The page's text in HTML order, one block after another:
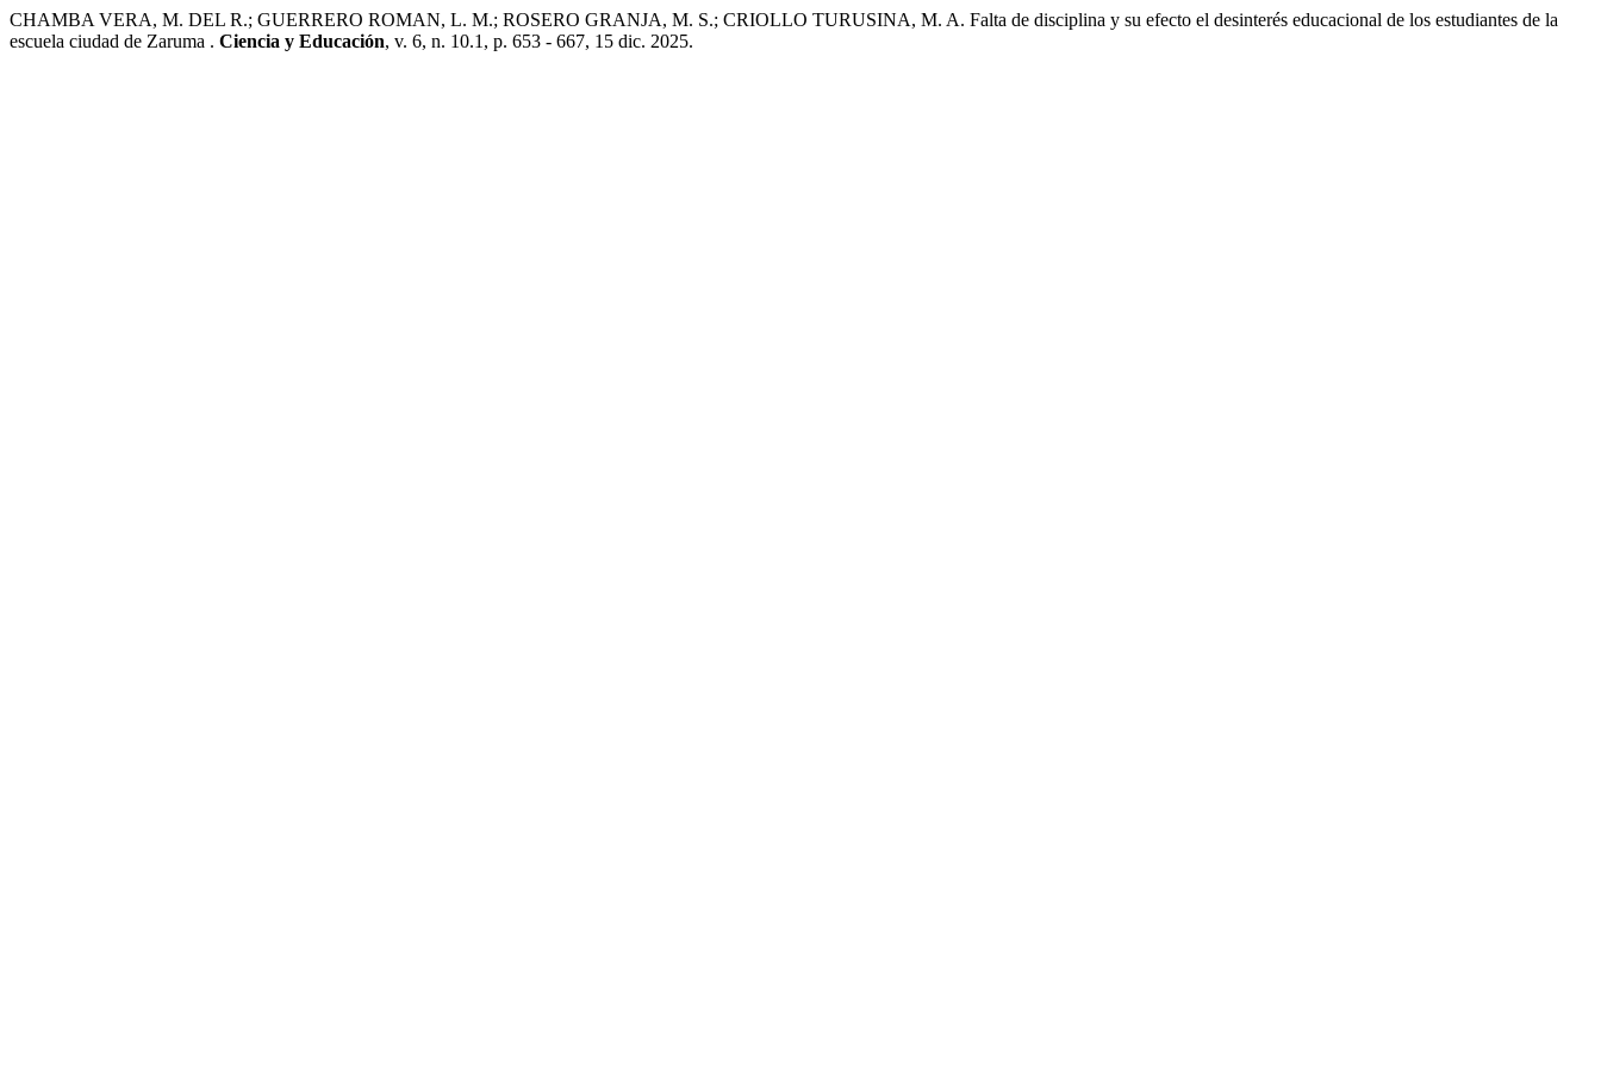
CHAMBA VERA, M. DEL R.; GUERRERO ROMAN, L. M.; ROSERO GRANJA, M. S.; CRIOLLO TURUSINA, M. A. Falta de disciplina y su efecto el desinterés educacional de los estudiantes de la
escuela ciudad de Zaruma . Ciencia y Educación, v. 6, n. 10.1, p. 653 - 667, 15 dic. 2025.